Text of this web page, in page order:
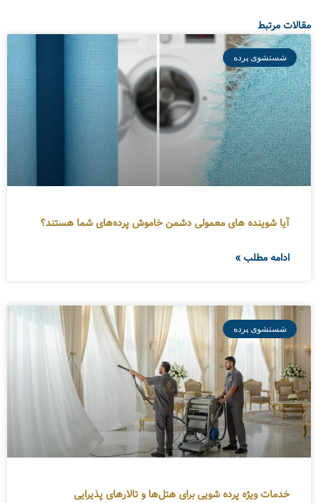
مقالات مرتبط
شستشوی پرده
آیا شوینده های معمولی دشمن خاموش پرده‌های شما هستند؟
ادامه مطلب »
شستشوی پرده
خدمات ویژه پرده شویی برای هتل‌ها و تالارهای پذیرایی